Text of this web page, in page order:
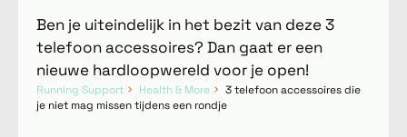
Ben je uiteindelijk in het bezit van deze 3
telefoon accessoires? Dan gaat er een
nieuwe hardloopwereld voor je open!
Running Support Health & More
3 telefoon accessoires die
je niet mag missen tijdens een rondje